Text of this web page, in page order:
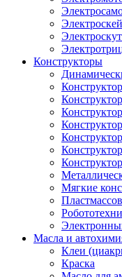
Конструкторы
Мягкие
Масла и
Клеи
Краска